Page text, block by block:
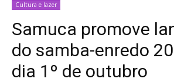
Cultura e lazer
Samuca promove
do samba-enredo
dia 1º de outubro